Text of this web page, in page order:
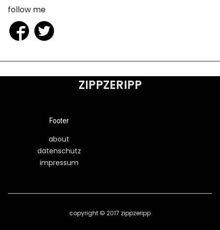
follow me
ZIPPZERIPP
Footer
about
datenschutz
impressum
copyright © 2017 zippzeripp